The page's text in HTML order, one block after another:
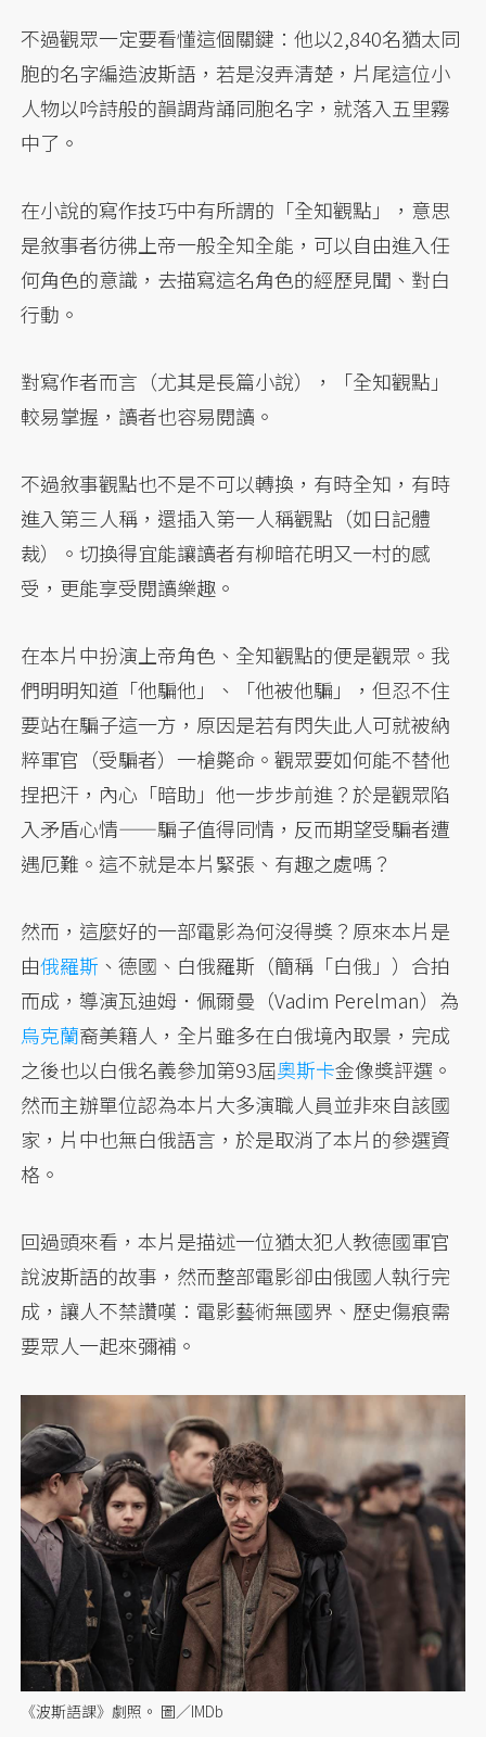
不過觀眾一定要看懂這個關鍵：他以2,840名猶太同
胞的名字編造波斯語，若是沒弄清楚，片尾這位小
人物以吟詩般的韻調背誦同胞名字，就落入五里霧
中了。
在小說的寫作技巧中有所謂的「全知觀點」，意思
是敘事者彷彿上帝一般全知全能，可以自由進入任
何角色的意識，去描寫這名角色的經歷見聞、對白
行動。
對寫作者而言（尤其是長篇小說），「全知觀點」
較易掌握，讀者也容易閱讀。
不過敘事觀點也不是不可以轉換，有時全知，有時
進入第三人稱，還插入第一人稱觀點（如日記體
裁）。切換得宜能讓讀者有柳暗花明又一村的感
受，更能享受閱讀樂趣。
在本片中扮演上帝角色、全知觀點的便是觀眾。我
們明明知道「他騙他」、「他被他騙」，但忍不住
要站在騙子這一方，原因是若有閃失此人可就被納
粹軍官（受騙者）一槍斃命。觀眾要如何能不替他
捏把汗，內心「暗助」他一步步前進？於是觀眾陷
入矛盾心情——騙子值得同情，反而期望受騙者遭
遇厄難。這不就是本片緊張、有趣之處嗎？
然而，這麼好的一部電影為何沒得獎？原來本片是
由俄羅斯 、德國、白俄羅斯（簡稱「白俄」）合拍
而成，導演瓦迪姆．佩爾曼（Vadim Perelman）為
烏克蘭裔美籍人，全片雖多在白俄境內取景，完成
之後也以白俄名義參加第93屆奧斯卡金像獎評選。
然而主辦單位認為本片大多演職人員並非來自該國
家，片中也無白俄語言，於是取消了本片的參選資
格。
回過頭來看，本片是描述一位猶太犯人教德國軍官
說波斯語的故事，然而整部電影卻由俄國人執行完
成，讓人不禁讚嘆：電影藝術無國界、歷史傷痕需
要眾人一起來彌補。
《波斯語課》劇照。 圖／IMDb